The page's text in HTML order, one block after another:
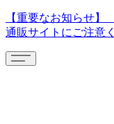
【重要なお知らせ
通販サイトにご注意